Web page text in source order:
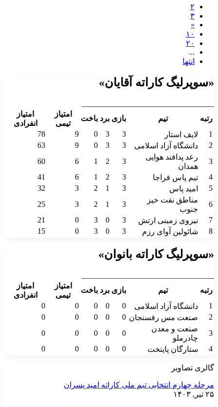
۲
۳
»
۱۰
۲۰
...
انتها
«سوپرلیگ کاراته آقایان»
رتبه
تیم بازی برد باخت
امتیاز
تیمی
امتیاز
انفرادی
1
لایف استار 3
3
0
9
78
2
دانشگاه آزاد اسلامی 3
3
0
9
63
3
رعد پدافند هوایی
همدان
3
2
1
6
60
4
تیم پاس فراجا 3
2
1
6
41
5
امید پاس 3
1
2
3
32
6
مناطق نفت خیز
جنوب
3
1
2
3
25
7
نیروی زمینی ارتش 3
0
3
0
21
8
شائولین آوای رزم 3
0
3
0
15
«سوپرلیگ کاراته بانوان»
رتبه
تیم بازی برد باخت
امتیاز
تیمی
امتیاز
انفرادی
1
دانشگاه آزاد اسلامی 0
0
0
0
0
2
صنعت مس رفسنجان 0
0
0
0
0
3
صنعت و معدن
چادرملو
0
0
0
0
0
4
ستارگان پایتخت 0
0
0
0
0
گالری تصاویر
مرحله چهارم انتخابی تیم ملی کاراته امید پسران
۲۵ تیر, ۱۴۰۳